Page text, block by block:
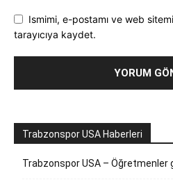
Ismimi, e-postamı ve web
tarayıcıya kaydet.
Trabzonspor USA Haberleri
Trabzonspor USA – Öğretmenler